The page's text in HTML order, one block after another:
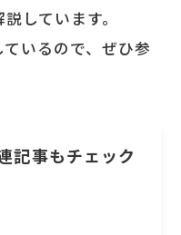
しています。
いるので、ぜひ参
記事もチェック